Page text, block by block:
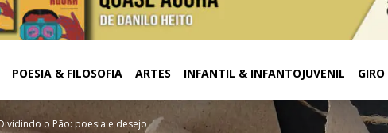
POESIA & FILOSOFIA ARTES INFANTIL & INFANTOJUVENIL GIRO
o Pão: poesia e desejo